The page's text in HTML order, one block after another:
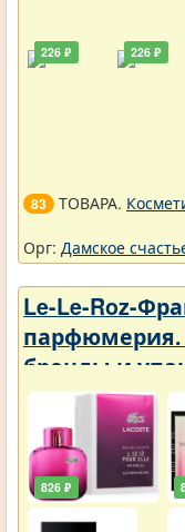
226 ₽ 226 ₽
83 ТОВАРА.
Орг: Дамское
Le-Le-Roz-
парфюмерия.
бренды и
Парфюмерия
826 ₽